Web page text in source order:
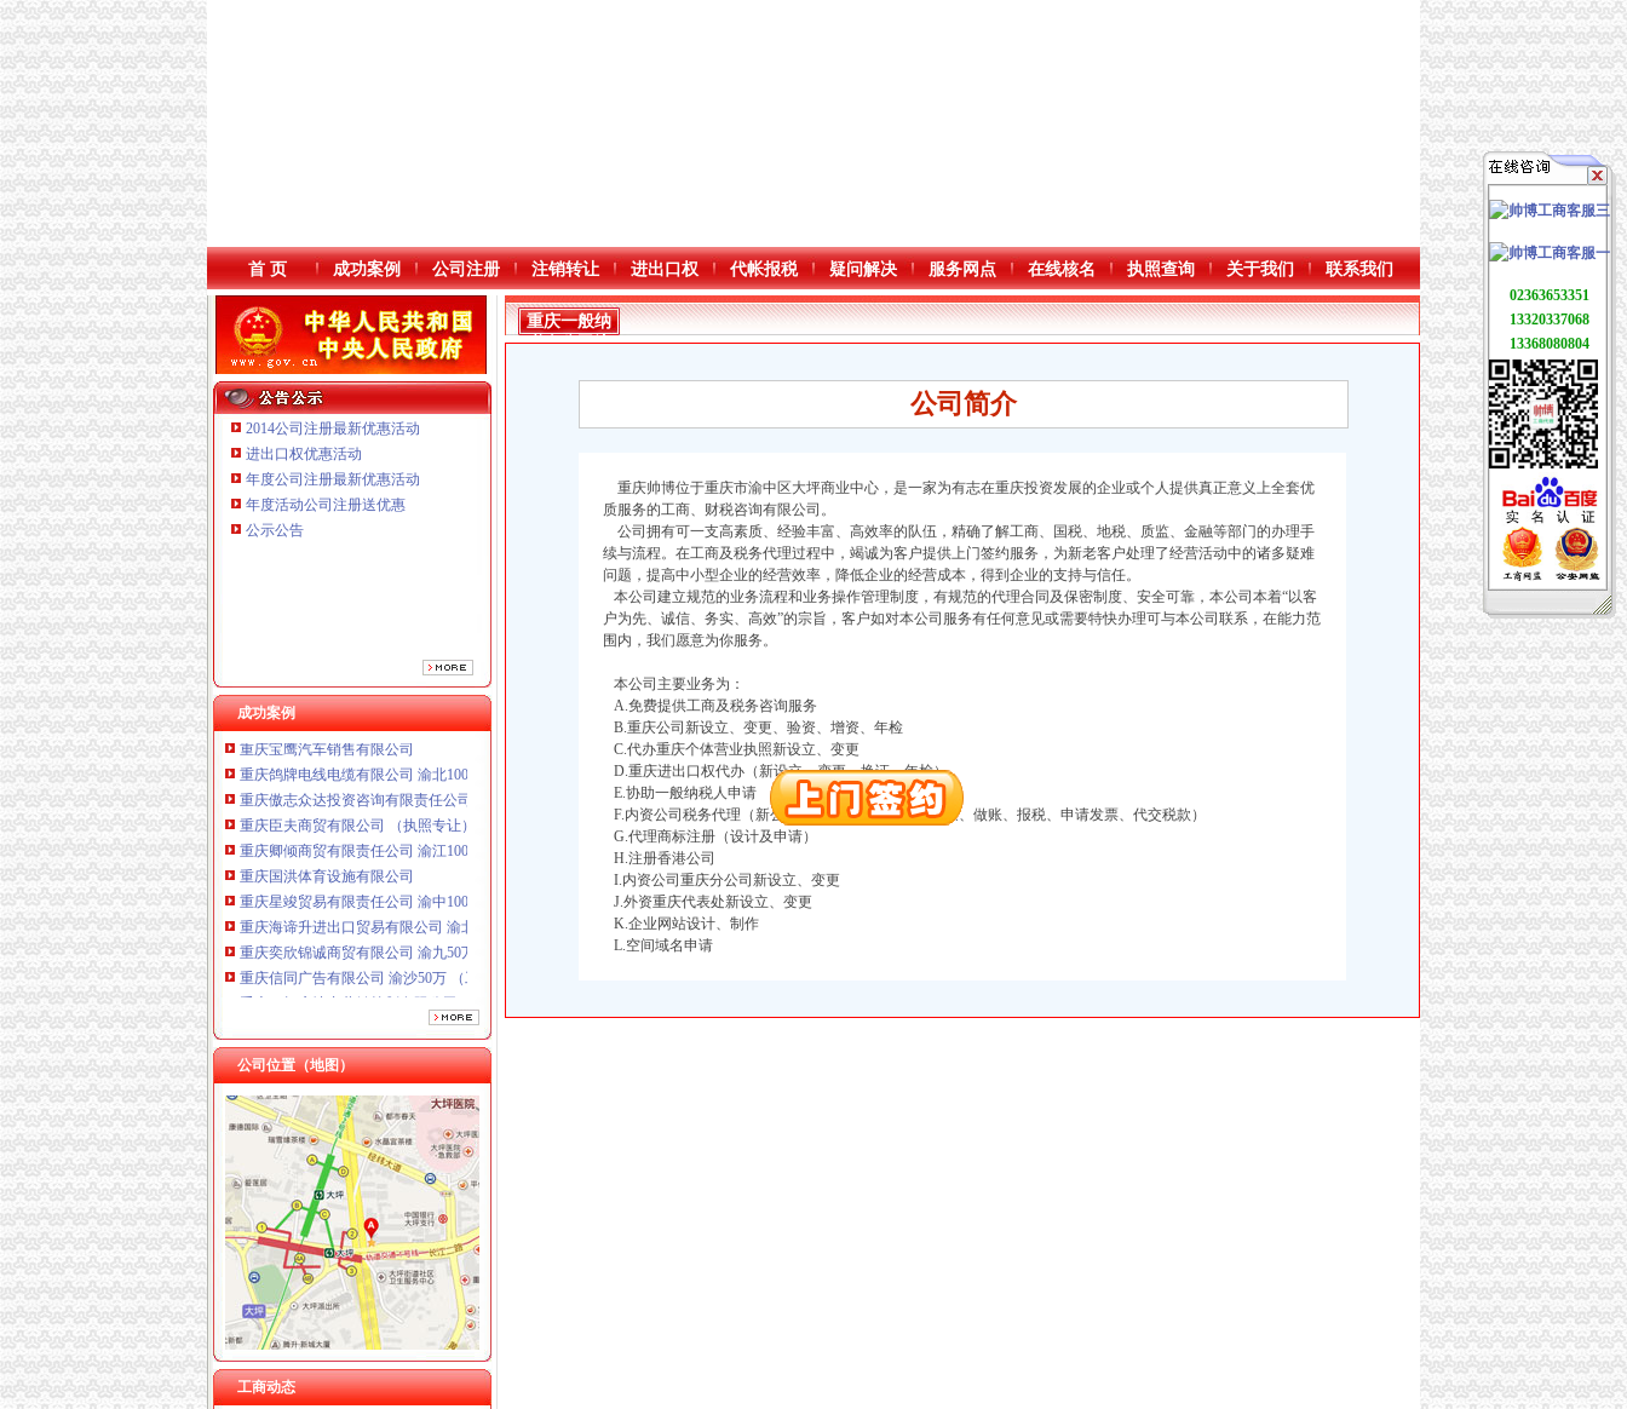
本站导航
首 页 成功案例 公司注册 注销转让 进出口权 代帐报税 疑问解决 服务网点 在线核名 执照查询 关于我们 联系我们
2014公司注册最新优惠活动
进出口权优惠活动
年度公司注册最新优惠活动
年度活动公司注册送优惠
公示公告
成功案例
重庆鸽牌电线电缆有限公司 渝北10010万 (进出口权)
重庆傲志众达投资咨询有限责任公司 渝九1000万 （增资）
重庆臣夫商贸有限公司 （执照专让）
重庆卿倾商贸有限责任公司 渝江100万 （工商注册）
重庆国洪体育设施有限公司
重庆星竣贸易有限责任公司 渝中100万 （进出口权）
重庆海谛升进出口贸易有限公司 渝北100万 （进出口权）
重庆奕欣锦诚商贸有限公司 渝九50万 （工商注册）
重庆信同广告有限公司 渝沙50万 （工商注册）
重庆三虹房地产营销策划有限公司
重庆鸽牌电线电缆有限公司 渝北10010万 (进出口权)
重庆傲志众达投资咨询有限责任公司 渝九1000万 （增资）
重庆臣夫商贸有限公司 （执照专让）
重庆卿倾商贸有限责任公司 渝江100万 （工商注册）
重庆国洪体育设施有限公司
重庆星竣贸易有限责任公司 渝中100万 （进出口权）
重庆海谛升进出口贸易有限公司 渝北100万 （进出口权）
重庆奕欣锦诚商贸有限公司 渝九50万 （工商注册）
重庆信同广告有限公司 渝沙50万 （工商注册）
重庆三虹房地产营销策划有限公司
重庆宝鹰汽车销售有限公司
公司位置（地图）
工商动态
重庆一般纳税人公司注册
【深圳公司注册_垫资_一般纳税人申请_香港公】-深圳大成财务代理有
【一般纳税人】朝小办公室直租【真实地址一对一】-北京便民网
在重庆注册公司办理增值税时需要提供哪些材料?_go15_新浪博客
注册广州一般纳税人公司要多少钱？_搜狐财经_搜狐网
【沙坪坝区工商注册|沙坪坝区工商注册代理】-重庆去114网
公司注册一般纳税人注册记账报税-浙江嘉兴会计审计信息
一般纳税人申请_申请一般纳税人_注册公司流程
【注册一般纳税人公司多少钱】-韶关百姓网
【转让一般纳税人公司注册资金100万】-公司注册-包头赶集网
【重庆注册公司|重庆公司注册|重庆工商注册】-重庆小百姓网
重庆一般纳
税人公司注
公司简介
重庆帅博位于重庆市渝中区大坪商业中心，是一家为有志在重庆投资发展的企业或个人提供真正意义上全套优
质服务的工商、财税咨询有限公司。
公司拥有可一支高素质、经验丰富、高效率的队伍，精确了解工商、国税、地税、质监、金融等部门的办理手
续与流程。在工商及税务代理过程中，竭诚为客户提供上门签约服务，为新老客户处理了经营活动中的诸多疑难
问题，提高中小型企业的经营效率，降低企业的经营成本，得到企业的支持与信任。
本公司建立规范的业务流程和业务操作管理制度，有规范的代理合同及保密制度、安全可靠，本公司本着“以客
户为先、诚信、务实、高效”的宗旨，客户如对本公司服务有任何意见或需要特快办理可与本公司联系，在能力范
围内，我们愿意为你服务。
本公司主要业务为：
A.免费提供工商及税务咨询服务
B.重庆公司新设立、变更、验资、增资、年检
C.代办重庆个体营业执照新设立、变更
D.重庆进出口权代办（新设立、变更、换证、年检）
E.协助一般纳税人申请
F.内资公司税务代理（新公司税务报到、每月上门取票、做账、报税、申请发票、代交税款）
G.代理商标注册（设计及申请）
H.注册香港公司
I.内资公司重庆分公司新设立、变更
J.外资重庆代表处新设立、变更
K.企业网站设计、制作
L.空间域名申请
02363653351
13320337068
13368080804